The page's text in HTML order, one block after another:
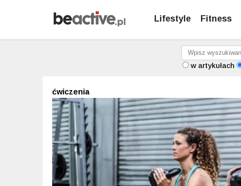
Lifestyle Fitness
w artykułach
ćwiczenia